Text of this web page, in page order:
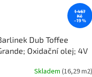
1 467
Kč
–19 %
Dub Toffee
Oxidační olej; 4V
Skladem (16,29 m2)